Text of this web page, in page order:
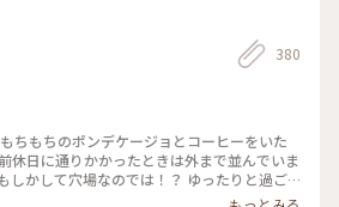
380
ちもちのポンデケージョとコーヒーをいた
休日に通りかかったときは外まで並んでいま
しかして穴場なのでは！？ ゆったりと過ご
選んだポンデケージョは、プレーンとラムレ